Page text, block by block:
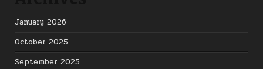
January 2026
October 2025
September 2025